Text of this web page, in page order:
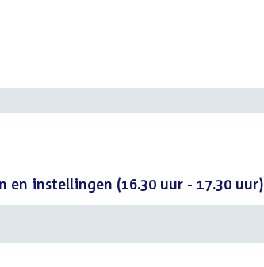
en instellingen (16.30 uur - 17.30 uur)